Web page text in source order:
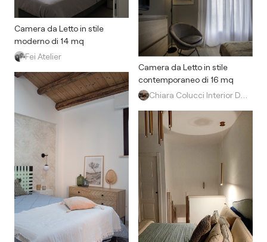
Camera da Letto in stile
moderno di 14 mq
Fei Atelier
Camera da Letto in stile
contemporaneo di 16 mq